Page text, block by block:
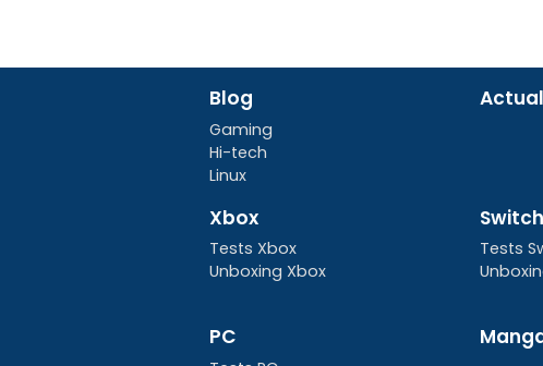
et de 89 € à très cher selon le pack.
Blog
Gaming
Hi-tech
Linux
Xbox
Tests Xbox
Unboxing Xbox
Switch
Tests
PC